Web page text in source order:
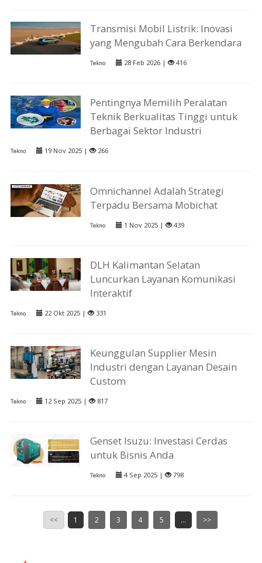
Transmisi Mobil Listrik: Inovasi
yang Mengubah Cara Berkendara
Tekno 28 Feb 2026 | 416
Pentingnya Memilih Peralatan
Teknik Berkualitas Tinggi untuk
Berbagai Sektor Industri
Tekno 19 Nov 2025 | 266
Omnichannel Adalah Strategi
Terpadu Bersama Mobichat
Tekno 1 Nov 2025 | 439
DLH Kalimantan Selatan
Luncurkan Layanan Komunikasi
Interaktif
Tekno 22 Okt 2025 | 331
Keunggulan Supplier Mesin
Industri dengan Layanan Desain
Custom
Tekno 12 Sep 2025 | 817
Genset Isuzu: Investasi Cerdas
untuk Bisnis Anda
Tekno 4 Sep 2025 | 798
<< 1 2 3 4 5 ... >>